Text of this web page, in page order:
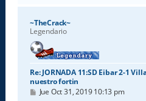
~TheCrack~
Legendario
Re: JORNADA 11:SD Eibar 2-1
nuestro fortin
M
Jue Oct 31, 2019 10:13 pm